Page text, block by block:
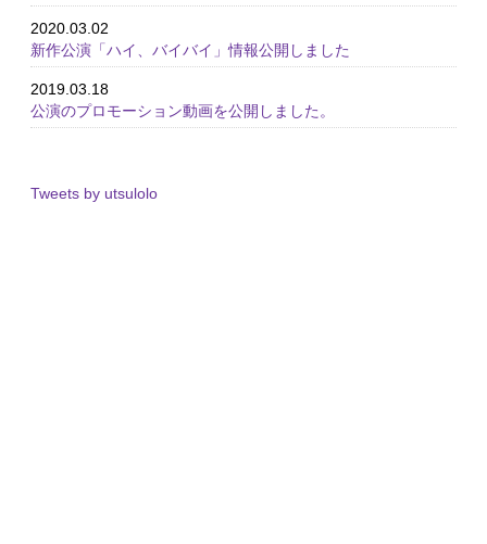
2020.03.02
新作公演「ハイ、バイバイ」情報公開しました
2019.03.18
公演のプロモーション動画を公開しました。
Tweets by utsulolo